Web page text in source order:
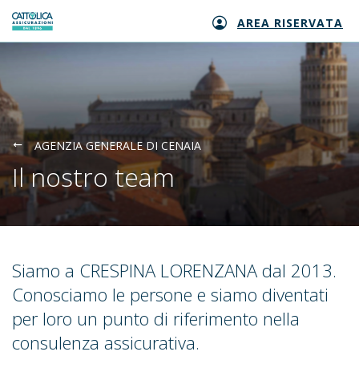
Generali logo AREA RISERVATA
AGENZIA GENERALE DI CENAIA
Il nostro team
Siamo a CRESPINA LORENZANA dal 2013.
Conosciamo le persone e siamo diventati
per loro un punto di riferimento nella
consulenza assicurativa.